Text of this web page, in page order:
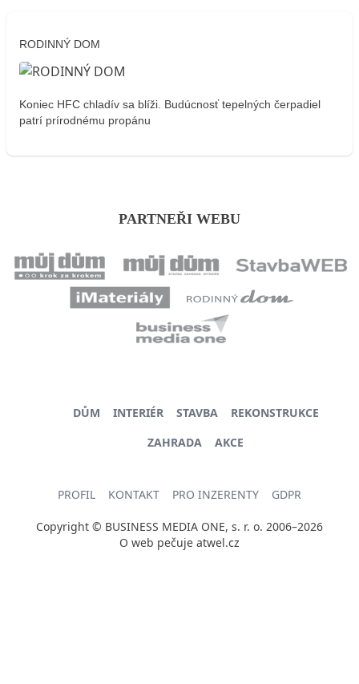
RODINNÝ DOM
Koniec HFC chladív sa blíži. Budúcnosť tepelných čerpadiel
patrí prírodnému propánu
PARTNEŘI WEBU
DŮM INTERIÉR STAVBA
REKONSTRUKCE
ZAHRADA
AKCE
PROFIL KONTAKT PRO INZERENTY GDPR
Copyright © BUSINESS MEDIA ONE, s. r. o. 2006–2026